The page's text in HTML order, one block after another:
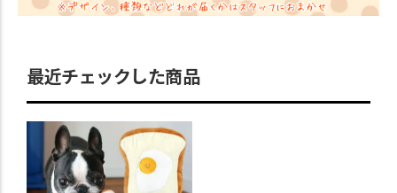
最近チェックした商品